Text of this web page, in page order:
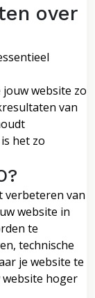
over
website zo
van
het zo
verbeteren van
website in
te
technische
je website te
hoger